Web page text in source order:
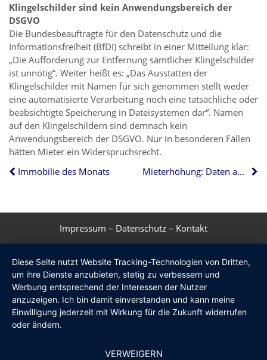
Klingelschilder sind kein Anwendungsbereich der
DSGVO
Die Bundesbeauftragte für den Datenschutz und die
Informationsfreiheit (BfDI) schreibt in einer Mitteilung klar:
„Die Aufforderung zur Entfernung sämtlicher Klingelschilder
ist unnötig“. Weiter heißt es: „Das Ausstatten der
Klingelschilder mit Namen für sich genommen stellt weder
eine automatisierte Verarbeitung noch eine tatsächliche oder
beabsichtigte Speicherung in Dateisystemen dar“. Namen
auf den Klingelschildern sind demnach kein
Anwendungsbereich der DSGVO. Nur in besonderen Fällen
hätten Mieter ein Widerspruchsrecht.
Immobilie des Monats
Mieterhöhung: Daten aus Immobilienportal sind keine Grundlage
Impressum – Datenschutz – Kontakt
Diese Seite nutzt Website Tracking-Technologien von Dritten,
um ihre Dienste anzubieten, stetig zu verbessern und
Werbung entsprechend der Interessen der Nutzer
anzuzeigen. Ich bin damit einverstanden und kann meine
Einwilligung jederzeit mit Wirkung für die Zukunft widerrufen
oder ändern.
VERWEIGERN